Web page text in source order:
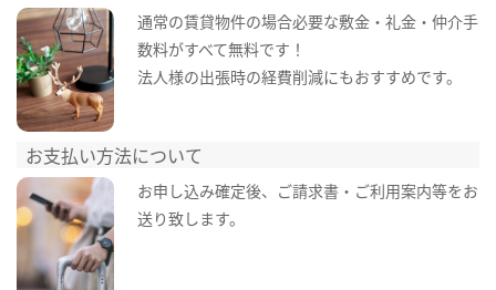
通常の賃貸物件の場合必要な敷金・礼金・仲介手
数料がすべて無料です！
法人様の出張時の経費削減にもおすすめです。
お支払い方法について
お申し込み確定後、ご請求書・ご利用案内等をお
送り致します。